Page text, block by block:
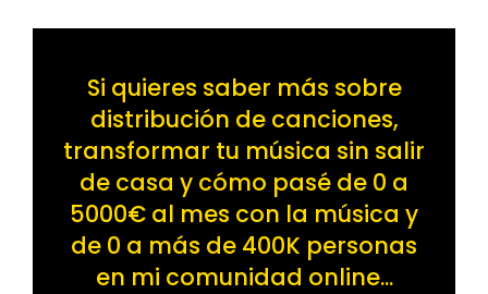
Si quieres saber más sobre
distribución de canciones,
transformar tu música sin salir
de casa y cómo pasé de 0 a
5000€ al mes con la música y
de 0 a más de 400K personas
en mi comunidad online...